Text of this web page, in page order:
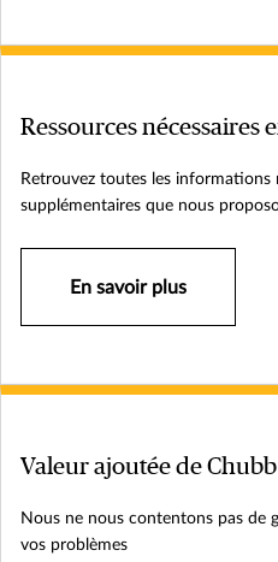
Ressources nécessaires
Retrouvez toutes les informations
supplémentaires que nous
En savoir plus
Valeur ajoutée de Chubb
Nous ne nous contentons pas de
vos problèmes